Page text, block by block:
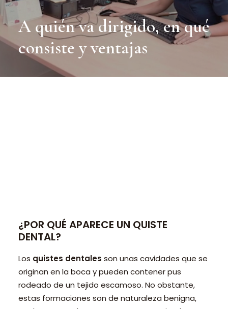
Consejos – Blog
PROMOCIONES
A quién va dirigido, en qué
consiste y ventajas
¿POR QUÉ APARECE UN QUISTE
DENTAL?
Los quistes dentales son unas cavidades que se
originan en la boca y pueden contener pus
rodeado de un tejido escamoso. No obstante,
estas formaciones son de naturaleza benigna,